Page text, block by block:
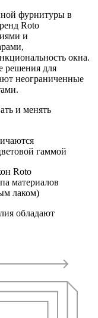
фурнитуры в
Roto
и
окна.
решения для
неограниченные
и менять
гаммой
Roto
материалов
лаком)
обладают